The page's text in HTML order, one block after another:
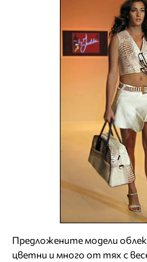
Предложените модели
цветни и много от тях с